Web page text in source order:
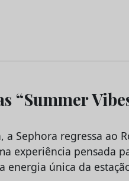
e da Publicidade
“Summer
a Sephora regressa ao
experiência pensada
energia única da